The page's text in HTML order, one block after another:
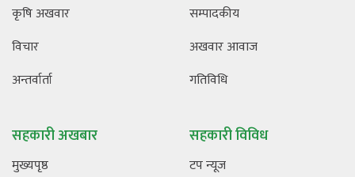
कृषि अखवार
विचार
अन्तर्वार्ता
सम्पादकीय
अखवार आवाज
गतिविधि
सहकारी अखबार
मुख्यपृष्ठ
सहकारी विविध
टप न्यूज